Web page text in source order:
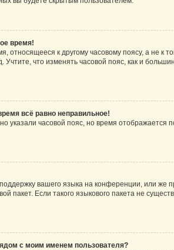
время!
относящееся к другому часовому поясу, а не к
Учтите, что изменять часовой пояс, как и
всё равно неправильное!
указали часовой пояс, но время
вашего языка на конференции, или же
пакет. Если такого языкового пакета не
с моим именем пользователя?